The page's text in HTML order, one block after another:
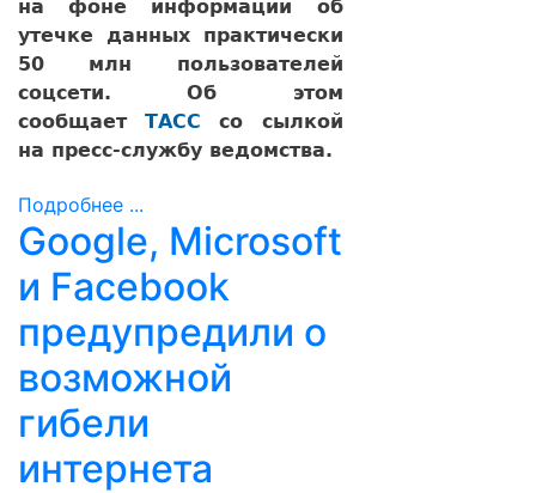
на фоне информации об
утечке данных практически
50 млн пользователей
соцсети. Об этом
сообщаетТАСС со сылкой
на пресс-службу ведомства.
Подробнее ...
Google, Microsoft
и Facebook
предупредили о
возможной
гибели
интернета